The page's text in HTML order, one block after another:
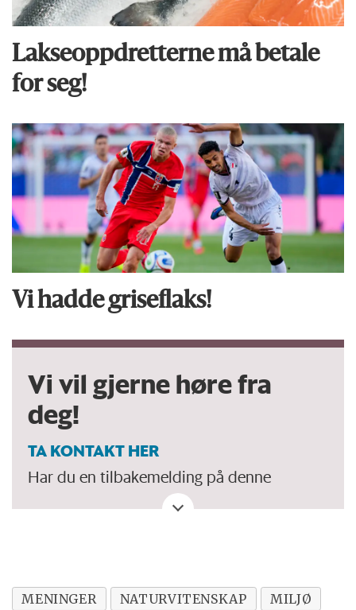
Lakseoppdretterne må betale
for seg!
Vi hadde griseflaks!
Vi vil gjerne høre fra
deg!
TA KONTAKT HER
Har du en tilbakemelding på denne
kronikken. Eller spørsmål, ros eller kritikk
MENINGER NATURVITENSKAP
MILJØ